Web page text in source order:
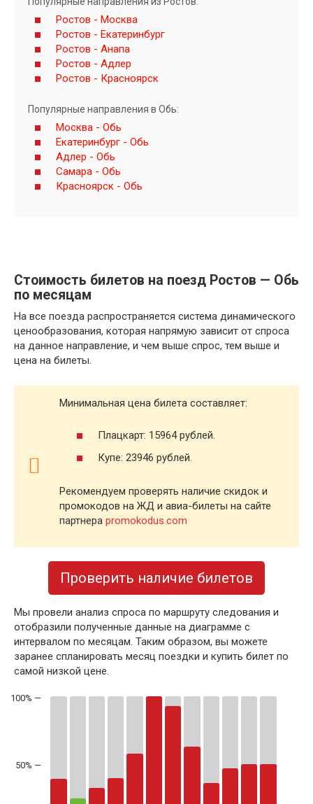
Ростов - Москва
Ростов - Екатеринбург
Ростов - Анапа
Ростов - Адлер
Ростов - Красноярск
Популярные направления в Обь:
Москва - Обь
Екатеринбург - Обь
Адлер - Обь
Самара - Обь
Красноярск - Обь
Стоимость билетов на поезд Ростов — Обь
по месяцам
На все поезда распространяется система динамического
ценообразования, которая напрямую зависит от спроса
на данное направление, и чем выше спрос, тем выше и
цена на билеты.
Минимальная цена билета составляет:
Плацкарт: 15964 рублей.
Купе: 23946 рублей.
Рекомендуем проверять наличие скидок и
промокодов на ЖД и авиа-билеты на сайте
партнера promokodus.com
Проверить наличие билетов
Мы провели анализ спроса по маршруту следования и
отобразили полученные данные на диаграмме с
интервалом по месяцам. Таким образом, вы можете
заранее спланировать месяц поездки и купить билет по
самой низкой цене.
50% —